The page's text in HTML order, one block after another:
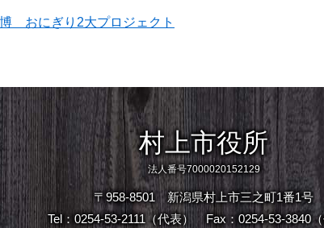
おにぎり2大プロジェクト
村上市役所
法人番号7000020152129
〒958-8501 新潟県村上市三之町1番1号
Tel：0254-53-2111（代表）
Fax：0254-53-3840